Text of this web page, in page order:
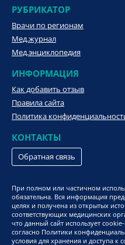
РУБРИКАТОР
Врачи по регионам
Мед.журнал
Мед.энциклопедия
ИНФОРМАЦИЯ
Как добавить отзыв
Правила сайта
Политика
КОНТАКТЫ
Обратная связь
При полном или частичном
обязательна. Вся информация
целях и получена из открытых
соответствующих медицинских
что данный сайт использует
согласно Политики
условия для хранения и доступа